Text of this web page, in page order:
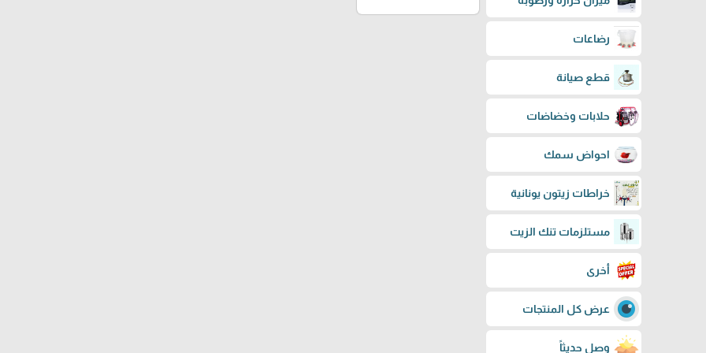
رضاعات
قطع صيانة
حلابات وخضاضات
احواض سمك
خراطات زيتون يونانية
مستلزمات تنك الزيت
أخرى
عرض كل المنتجات
وصل حديثاً